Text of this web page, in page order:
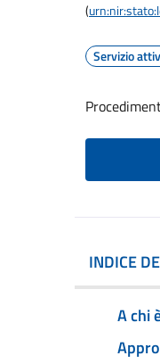
(
Servizio
INDICE
A chi